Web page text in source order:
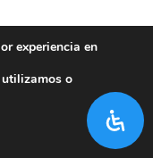
experiencia en
utilizamos o